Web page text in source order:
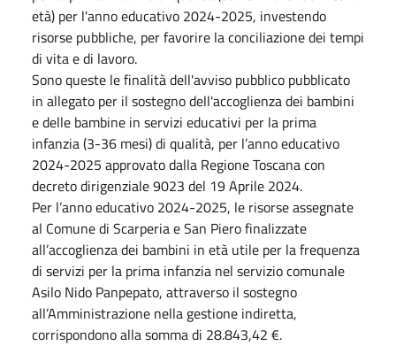
età) per l'anno educativo 2024-2025, investendo
risorse pubbliche, per favorire la conciliazione dei tempi
di vita e di lavoro.
Sono queste le finalità dell'avviso pubblico pubblicato
in allegato per il sostegno dell'accoglienza dei bambini
e delle bambine in servizi educativi per la prima
infanzia (3-36 mesi) di qualità, per l’anno educativo
2024-2025 approvato dalla Regione Toscana con
decreto dirigenziale 9023 del 19 Aprile 2024.
Per l’anno educativo 2024-2025, le risorse assegnate
al Comune di Scarperia e San Piero finalizzate
all’accoglienza dei bambini in età utile per la frequenza
di servizi per la prima infanzia nel servizio comunale
Asilo Nido Panpepato, attraverso il sostegno
all’Amministrazione nella gestione indiretta,
corrispondono alla somma di 28.843,42 €.